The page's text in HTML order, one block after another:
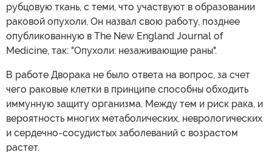
рубцовую ткань, с теми, что участвуют в образовании
раковой опухоли. Он назвал свою работу, позднее
опубликованную в The New England Journal of
Medicine, так: "Опухоли: незаживающие раны".
В работе Дворака не было ответа на вопрос, за счет
чего раковые клетки в принципе способны обходить
иммунную защиту организма. Между тем и риск рака, и
вероятность многих метаболических, неврологических
и сердечно-сосудистых заболеваний с возрастом
растет.